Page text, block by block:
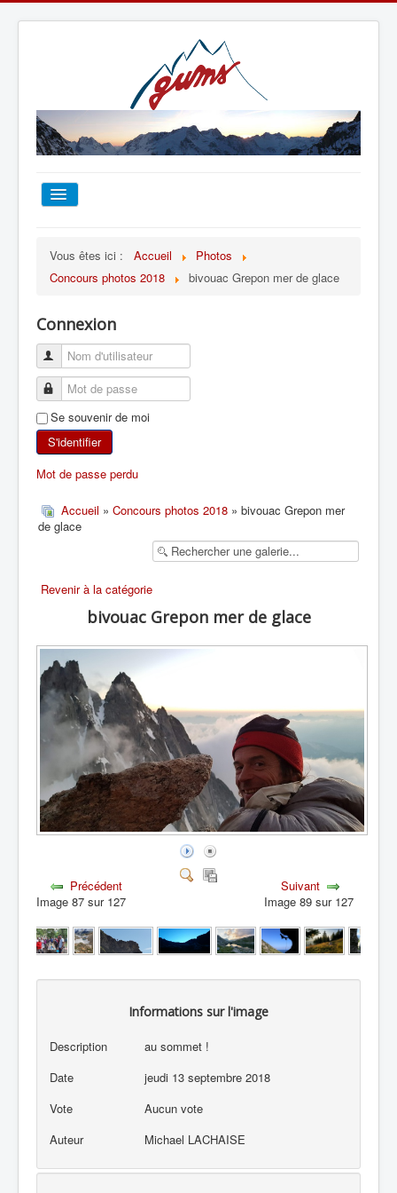
TOUT SUR LE GUMS
ESCALADE
ALPINISME
SKI DE RANDONNÉE
RANDONNÉE SPORTIVE
Vous êtes ici : Accueil
Photos
Concours photos 2018
bivouac Grepon mer de glace
Connexion
Se souvenir de moi
S'identifier
Mot de passe perdu
Accueil » Concours photos 2018 » bivouac Grepon mer
de glace
Revenir à la catégorie
bivouac Grepon mer de glace
Précédent
Image 87 sur 127
Suivant
Image 89 sur 127
Informations sur l'image
Description
au sommet !
Date
jeudi 13 septembre 2018
Vote
Aucun vote
Auteur
Michael LACHAISE